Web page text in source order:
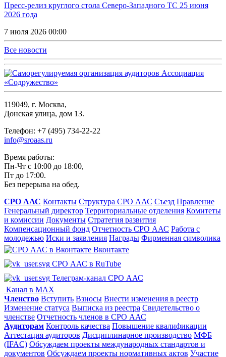
Пресс-релиз круглого стола Северо-Западного ТС 25 июня
2026 года
7 июля 2026 00:00
Все новости
119049, г. Москва,
Донская улица, дом 13.
Телефон: +7 (495) 734-22-22
info@sroaas.ru
Время работы:
Пн-Чт с 10:00 до 18:00,
Пт до 17:00.
Без перерыва на обед.
СРО ААС Контакты Структура СРО ААС Съезд Правление
Генеральный директор Территориальные отделения Комитеты
и комиссии Документы Стратегия развития
Компенсационный фонд Отчетность СРО ААС Работа с
молодежью Иски и заявления Награды Фирменная символика
Вконтакте
СРО ААС в RuTube
Телеграм-канал СРО ААС
Канал в MAX
Членство Вступить Взносы Внести изменения в реестр
Изменение статуса Выписка из реестра Свидетельство о
членстве Отчетность членов в СРО ААС
Аудиторам Контроль качества Повышение квалификации
Аттестация аудиторов Дисциплинарное производство МФБ
(IFAC) Обсуждаем проекты международных стандартов и
документов Обсуждаем проекты нормативных актов Участие